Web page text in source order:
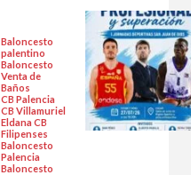
Baloncesto
palentino
Baloncesto
Venta de
Baños
CB Palencia
CB Villamuriel
Eldana CB
Filipenses
Baloncesto
Palencia
Baloncesto